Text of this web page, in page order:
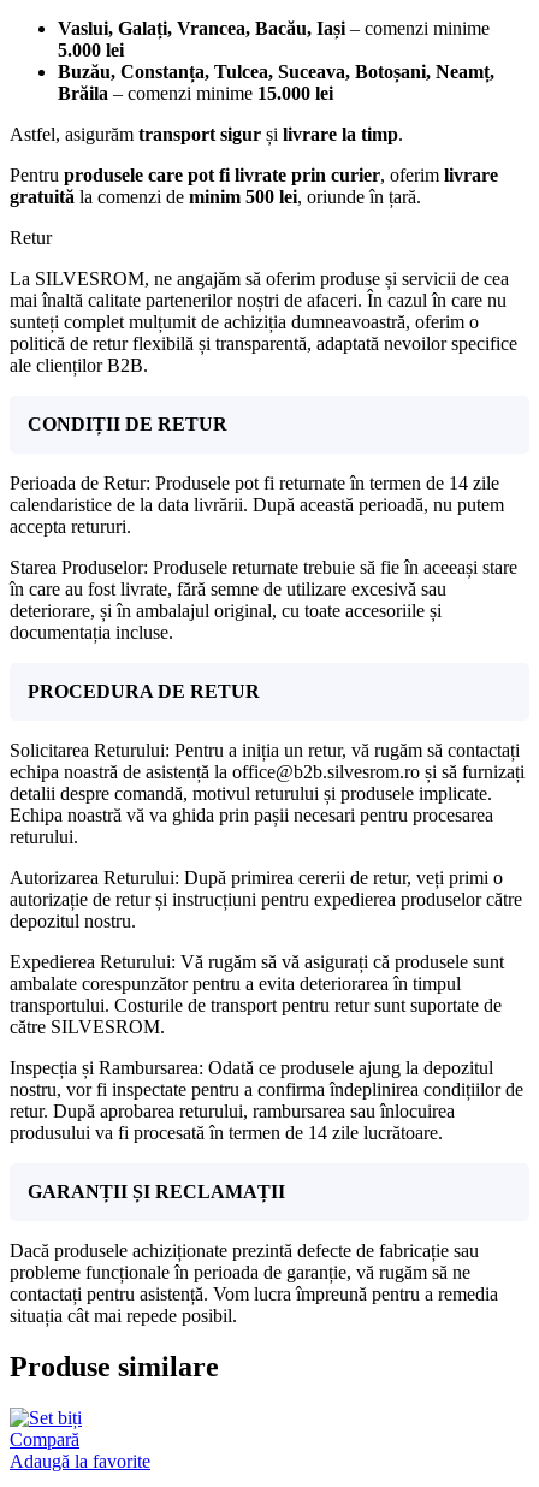
Vaslui, Galați, Vrancea, Bacău, Iași– comenzi minime
5.000 lei
Buzău, Constanța, Tulcea, Suceava, Botoșani, Neamț,
Brăila – comenzi minime 15.000 lei
Astfel, asigurăm transport sigur și livrare la timp.
Pentru produsele care pot fi livrate prin curier, oferim livrare
gratuită la comenzi de minim 500 lei, oriunde în țară.
Retur
La SILVESROM, ne angajăm să oferim produse și servicii de cea
mai înaltă calitate partenerilor noștri de afaceri. În cazul în care nu
sunteți complet mulțumit de achiziția dumneavoastră, oferim o
politică de retur flexibilă și transparentă, adaptată nevoilor specifice
ale clienților B2B.
CONDIȚII DE RETUR
Perioada de Retur: Produsele pot fi returnate în termen de 14 zile
calendaristice de la data livrării. După această perioadă, nu putem
accepta retururi.
Starea Produselor: Produsele returnate trebuie să fie în aceeași stare
în care au fost livrate, fără semne de utilizare excesivă sau
deteriorare, și în ambalajul original, cu toate accesoriile și
documentația incluse.
PROCEDURA DE RETUR
Solicitarea Returului: Pentru a iniția un retur, vă rugăm să contactați
echipa noastră de asistență la office@b2b.silvesrom.ro și să furnizați
detalii despre comandă, motivul returului și produsele implicate.
Echipa noastră vă va ghida prin pașii necesari pentru procesarea
returului.
Autorizarea Returului: După primirea cererii de retur, veți primi o
autorizație de retur și instrucțiuni pentru expedierea produselor către
depozitul nostru.
Expedierea Returului: Vă rugăm să vă asigurați că produsele sunt
ambalate corespunzător pentru a evita deteriorarea în timpul
transportului. Costurile de transport pentru retur sunt suportate de
către SILVESROM.
Inspecția și Rambursarea: Odată ce produsele ajung la depozitul
nostru, vor fi inspectate pentru a confirma îndeplinirea condițiilor de
retur. După aprobarea returului, rambursarea sau înlocuirea
produsului va fi procesată în termen de 14 zile lucrătoare.
GARANȚII ȘI RECLAMAȚII
Dacă produsele achiziționate prezintă defecte de fabricație sau
probleme funcționale în perioada de garanție, vă rugăm să ne
contactați pentru asistență. Vom lucra împreună pentru a remedia
situația cât mai repede posibil.
Produse similare
Compară
Adaugă la favorite